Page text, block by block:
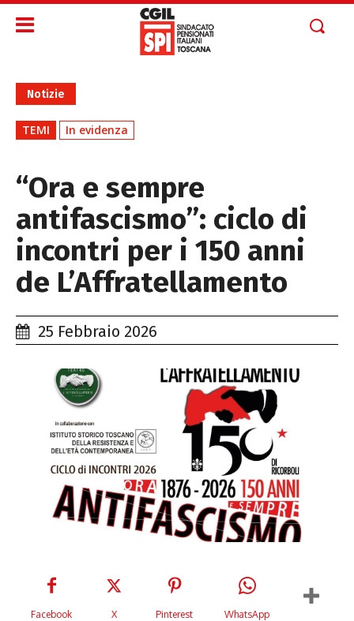
Notizie
TEMI In evidenza
“Ora e sempre
antifascismo”: ciclo di
incontri per i 150 anni
de L’Affratellamento
25 Febbraio 2026
Facebook X Pinterest WhatsApp